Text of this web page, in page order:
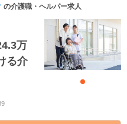
の介護職・ヘルパー求人
万
る介